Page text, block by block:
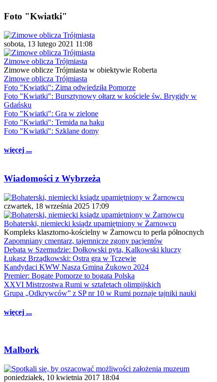
Foto "Kwiatki"
sobota, 13 lutego 2021 11:08
Zimowe oblicza Trójmiasta
Zimowe oblicze Trójmiasta w obiektywie Roberta
Zimowe oblicza Trójmiasta
Foto "Kwiatki": Zima odwiedziła Pomorze
Foto "Kwiatki": Bursztynowy ołtarz w kościele św. Brygidy w
Gdańsku
Foto "Kwiatki": Gra w zielone
Foto "Kwiatki": Temida na haku
Foto "Kwiatki": Szklane domy
więcej ...
Wiadomości z Wybrzeża
czwartek, 18 września 2025 17:09
Bohaterski, niemiecki ksiądz upamiętniony w Żarnowcu
Kompleks klasztorno-kościelny w Żarnowcu to perła północnych
Zapomniany cmentarz, tajemnicze zgony pacjentów
Debata w Szemudzie: Dołkowski pyta, Kalkowski kluczy
Łukasz Brządkowski: Ostra gra w Tczewie
Kandydaci KWW Nasza Gmina Żukowo 2024
Premier: Bogate Pomorze to bogata Polska
XXVI Mistrzostwa Rumi w sztafetach olimpijskich
Grupa „Odkrywców” z SP nr 10 w Rumi poznaje tajniki nauki
więcej ...
Malbork
poniedziałek, 10 kwietnia 2017 18:04